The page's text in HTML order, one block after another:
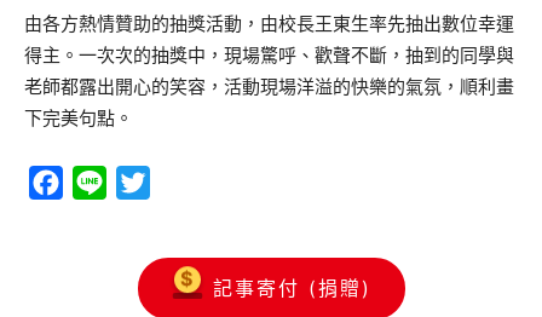
由各方熱情贊助的抽獎活動，由校長王東生率先抽出數位幸運
得主。一次次的抽獎中，現場驚呼、歡聲不斷，抽到的同學與
老師都露出開心的笑容，活動現場洋溢的快樂的氣氛，順利畫
下完美句點。
Facebook
Line
記事寄付 (捐贈)